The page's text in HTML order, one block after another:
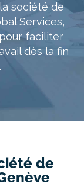
société de
Services,
faciliter
dès la fin
de